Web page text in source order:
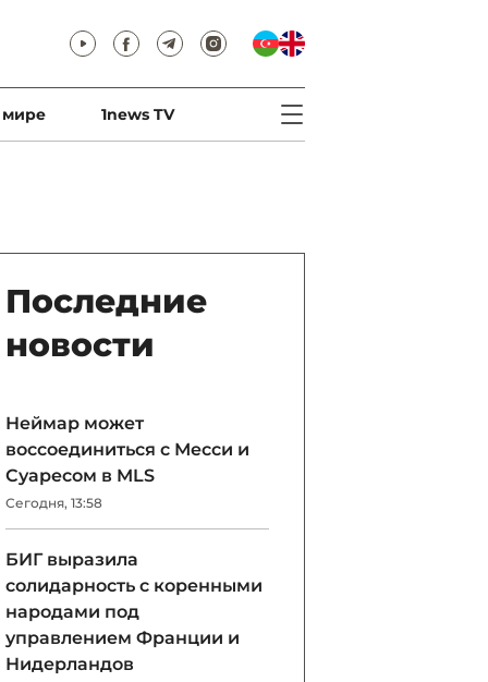
мире 1news TV
Последние
новости
Неймар может
воссоединиться с Месси и
Суаресом в MLS
Сегодня, 13:58
БИГ выразила
солидарность с коренными
народами под
управлением Франции и
Нидерландов